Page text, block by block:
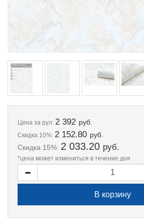
Цена за рул: 2 392 руб.
Скидка 10%: 2 152.80 руб.
Скидка 15%: 2 033.20 руб.
*цена может измениться в течение дня